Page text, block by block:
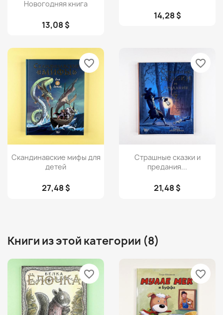
Новогодняя книга
13,08 $
14,28 $
Просмотр
Скандинавские мифы для
детей
27,48 $
favorite_border
Просмотр
Страшные сказки и
предания...
21,48 $
favorite_border
Книги из этой категории (8)
favorite_border favorite_border